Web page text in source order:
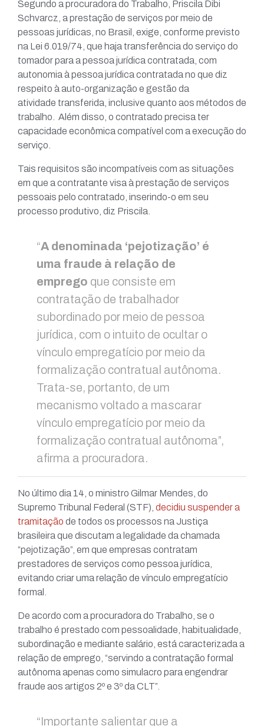
Segundo a procuradora do Trabalho, Priscila Dibi
Schvarcz, a prestação de serviços por meio de
pessoas jurídicas, no Brasil, exige, conforme previsto
na Lei 6.019/74, que haja transferência do serviço do
tomador para a pessoa jurídica contratada, com
autonomia à pessoa jurídica contratada no que diz
respeito à auto-organização e gestão da
atividade transferida, inclusive quanto aos métodos de
trabalho. Além disso, o contratado precisa ter
capacidade econômica compatível com a execução do
serviço.
Tais requisitos são incompatíveis com as situações
em que a contratante visa à prestação de serviços
pessoais pelo contratado, inserindo-o em seu
processo produtivo, diz Priscila.
“A denominada ‘pejotização’ é
uma fraude à relação de
emprego que consiste em
contratação de trabalhador
subordinado por meio de pessoa
jurídica, com o intuito de ocultar o
vínculo empregatício por meio da
formalização contratual autônoma.
Trata-se, portanto, de um
mecanismo voltado a mascarar
vínculo empregatício por meio da
formalização contratual autônoma”,
afirma a procuradora.
No último dia 14, o ministro Gilmar Mendes, do
Supremo Tribunal Federal (STF), decidiu suspender a
tramitação de todos os processos na Justiça
brasileira que discutam a legalidade da chamada
“pejotização”, em que empresas contratam
prestadores de serviços como pessoa jurídica,
evitando criar uma relação de vínculo empregatício
formal.
De acordo com a procuradora do Trabalho, se o
trabalho é prestado com pessoalidade, habitualidade,
subordinação e mediante salário, está caracterizada a
relação de emprego, “servindo a contratação formal
autônoma apenas como simulacro para engendrar
fraude aos artigos 2º e 3º da CLT”.
“Importante salientar que a